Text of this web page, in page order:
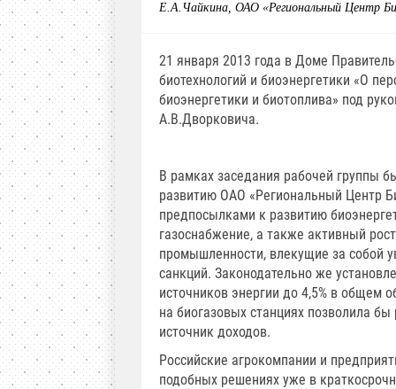
Е.А.Чайкина, ОАО «Региональный Центр
21 января 2013 года в Доме
биотехнологий и биоэнергетики «О
биоэнергетики и биотоплива» под
А.В.Дворковича.
В рамках заседания рабочей группы
развитию ОАО «Региональный Центр
предпосылками к развитию
газоснабжение, а также активный
промышленности, влекущие за собой
санкций. Законодательно же
источников энергии до 4,5% в общем
на биогазовых станциях позволила
источник доходов.
Российские агрокомпании и
подобных решениях уже в